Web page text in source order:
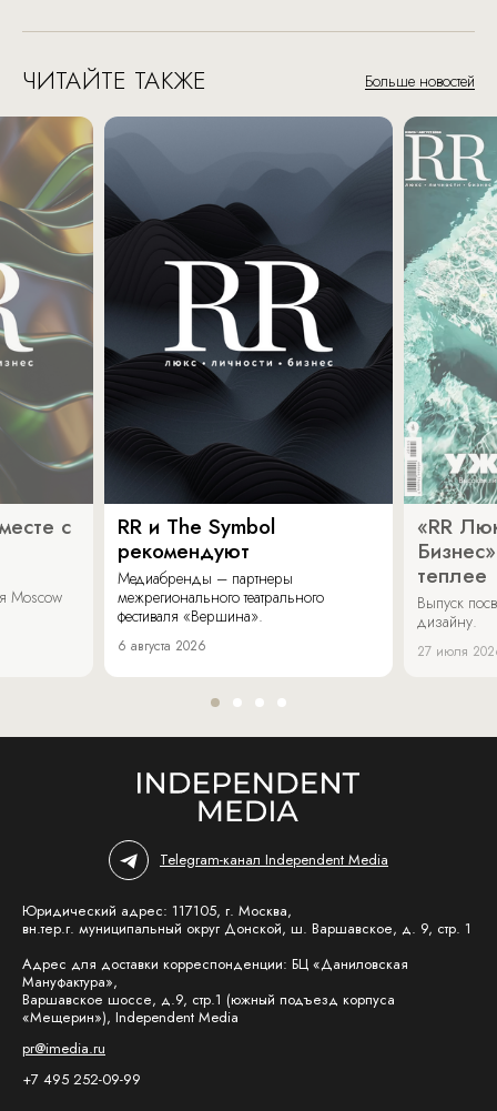
ЧИТАЙТЕ ТАКЖЕ Больше новостей
с
Moscow
RR и The Symbol
рекомендуют
Медиабренды – партнеры
межрегионального театрального
фестиваля «Вершина».
6 августа 2026
«RR
теплее
Выпуск
дизайну.
27 июля
Telegram-канал Independent Media
Юридический адрес: 117105, г. Москва,
вн.тер.г. муниципальный округ Донской, ш. Варшавское, д. 9, стр. 1
Адрес для доставки корреспонденции: БЦ «Даниловская
Мануфактура»,
Варшавское шоссе, д.9, стр.1 (южный подъезд корпуса
«Мещерин»), Independent Media
pr@imedia.ru
+7 495 252-09-99